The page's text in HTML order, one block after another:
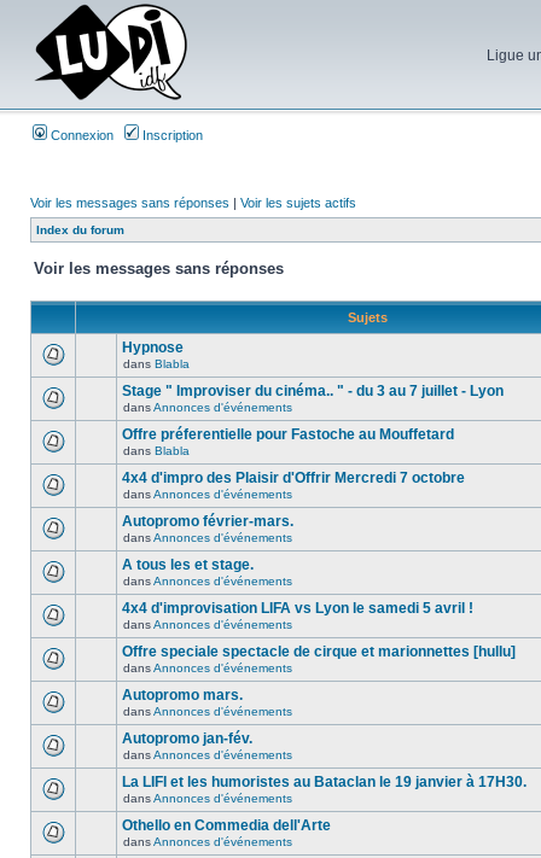
Ligue
Connexion Inscription
Voir les messages sans réponses | Voir les sujets actifs
Index du forum
Voir les messages sans réponses
Sujets
Hypnose
dans Blabla
Stage " Improviser du cinéma.. " - du 3 au 7 juillet - Lyon
dansAnnonces d'événements
Offre préferentielle pour Fastoche au Mouffetard
dans Blabla
4x4 d'impro des Plaisir d'Offrir Mercredi 7 octobre
dansAnnonces d'événements
Autopromo février-mars.
dansAnnonces d'événements
A tous les et stage.
dansAnnonces d'événements
4x4 d'improvisation LIFA vs Lyon le samedi 5 avril !
dansAnnonces d'événements
Offre speciale spectacle de cirque et marionnettes [hullu]
dansAnnonces d'événements
Autopromo mars.
dansAnnonces d'événements
Autopromo jan-fév.
dansAnnonces d'événements
La LIFI et les humoristes au Bataclan le 19 janvier à 17H30.
dansAnnonces d'événements
Othello en Commedia dell'Arte
dansAnnonces d'événements